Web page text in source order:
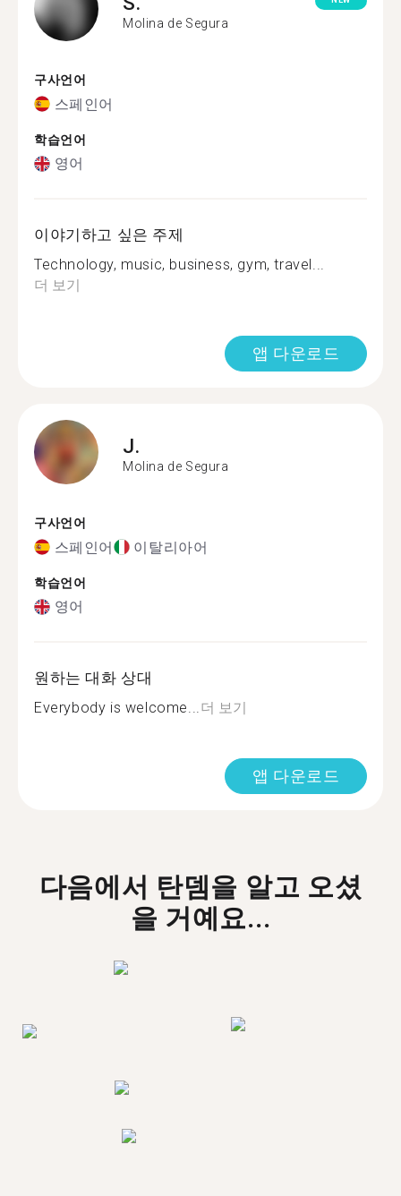
Molina de Segura
구사언어
스페인어
학습언어
영어
이야기하고 싶은 주제
Technology, music, business, gym, travel...
더 보기
앱 다운로드
J.
Molina de Segura
구사언어
스페인어 이탈리아어
학습언어
영어
원하는 대화 상대
Everybody is welcome...더 보기
앱 다운로드
다음에서 탄뎀을 알고 오셨
을 거예요...